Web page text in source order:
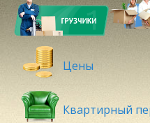
Цены
Квартирный